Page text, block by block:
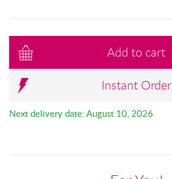
Add to cart
Instant Order
Next delivery date: August 10, 2026